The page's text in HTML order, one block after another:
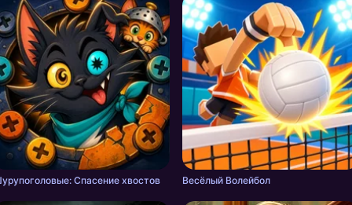
Спасение хвостов Весёлый Волейбол